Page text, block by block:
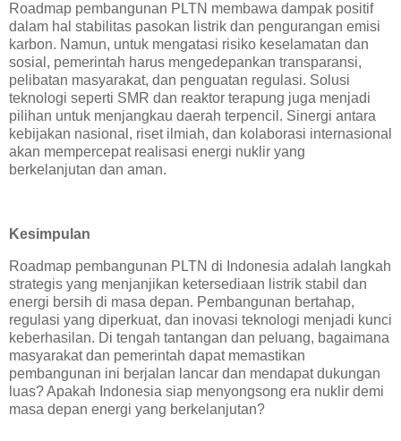
Roadmap pembangunan PLTN membawa dampak positif
dalam hal stabilitas pasokan listrik dan pengurangan emisi
karbon. Namun, untuk mengatasi risiko keselamatan dan
sosial, pemerintah harus mengedepankan transparansi,
pelibatan masyarakat, dan penguatan regulasi. Solusi
teknologi seperti SMR dan reaktor terapung juga menjadi
pilihan untuk menjangkau daerah terpencil. Sinergi antara
kebijakan nasional, riset ilmiah, dan kolaborasi internasional
akan mempercepat realisasi energi nuklir yang
berkelanjutan dan aman.
Kesimpulan
Roadmap pembangunan PLTN di Indonesia adalah langkah
strategis yang menjanjikan ketersediaan listrik stabil dan
energi bersih di masa depan. Pembangunan bertahap,
regulasi yang diperkuat, dan inovasi teknologi menjadi kunci
keberhasilan. Di tengah tantangan dan peluang, bagaimana
masyarakat dan pemerintah dapat memastikan
pembangunan ini berjalan lancar dan mendapat dukungan
luas? Apakah Indonesia siap menyongsong era nuklir demi
masa depan energi yang berkelanjutan?